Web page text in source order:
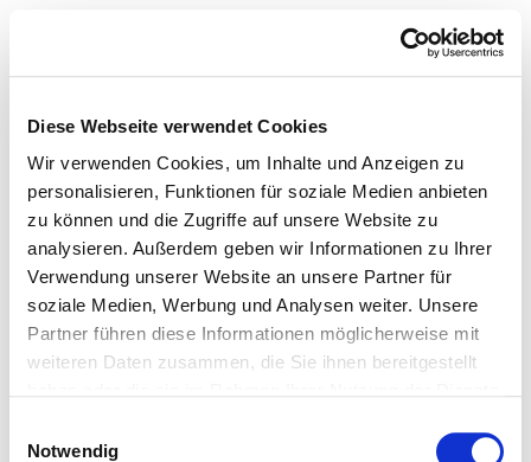
Diese Webseite verwendet Cookies
Wir verwenden Cookies, um Inhalte und Anzeigen zu
personalisieren, Funktionen für soziale Medien anbieten
zu können und die Zugriffe auf unsere Website zu
analysieren. Außerdem geben wir Informationen zu Ihrer
Verwendung unserer Website an unsere Partner für
soziale Medien, Werbung und Analysen weiter. Unsere
Partner führen diese Informationen möglicherweise mit
weiteren Daten zusammen, die Sie ihnen bereitgestellt
Notwendig